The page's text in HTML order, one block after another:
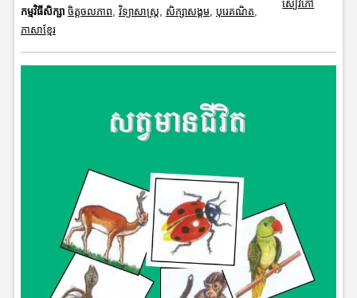
កម្មវិធីសិក្សា ចិត្តចលភាព វិទ្យាសាស្រ្ត សិក្សាសង្គម, បុរេគណិត
ភាសាខ្មែរ
សៀវភៅ